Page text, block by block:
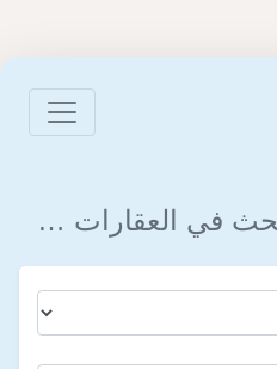
في العقارات …